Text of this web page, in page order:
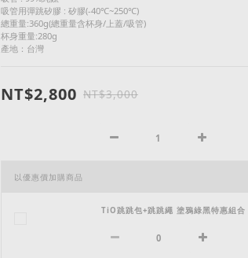
吸管用彈跳矽膠 : 矽膠(-40℃~250℃)
總重量:360g(總重量含杯身/上蓋/吸管)
杯身重量:280g
產地：台灣
NT$2,800 NT$3,000
以優惠價加購商品
TiO跳跳包+跳跳繩 塗鴉綠黑特惠組合